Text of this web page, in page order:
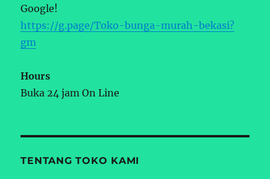
Google!
https://g.page/Toko-bunga-murah-bekasi?
gm
Hours
Buka 24 jam On Line
TENTANG TOKO KAMI